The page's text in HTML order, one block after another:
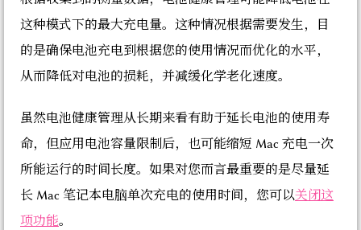
这种模式下的最大充电量。这种情况根据需要发生，目
的是确保电池充电到根据您的使用情况而优化的水平，
从而降低对电池的损耗，并减缓化学老化速度。
虽然电池健康管理从长期来看有助于延长电池的使用寿
命，但应用电池容量限制后，也可能缩短 Mac 充电一次
所能运行的时间长度。如果对您而言最重要的是尽量延
长 Mac 笔记本电脑单次充电的使用时间，您可以关闭这
项功能。